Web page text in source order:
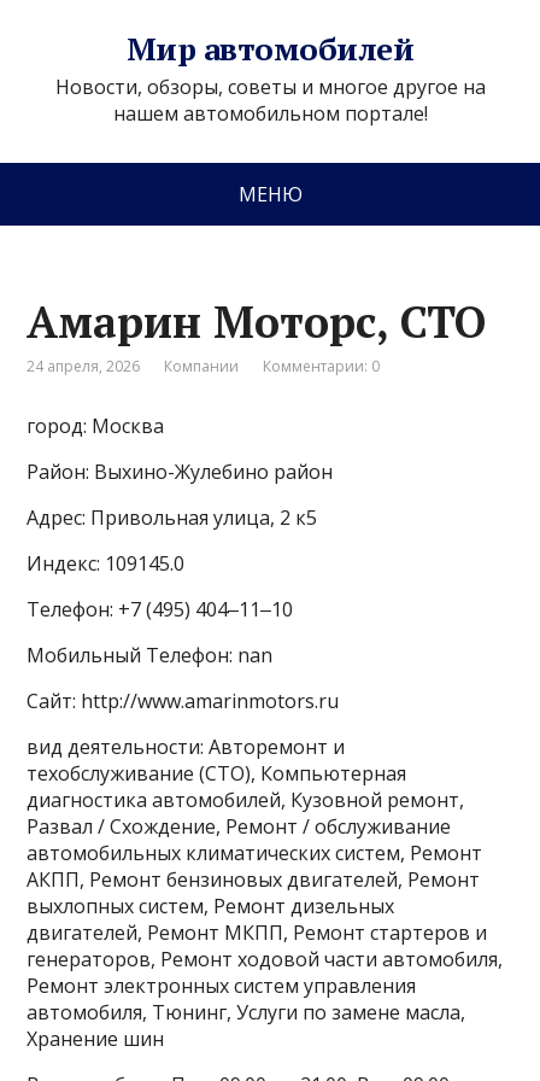
Мир автомобилей
Новости, обзоры, советы и многое другое на
нашем автомобильном портале!
МЕНЮ
Амарин Моторс, СТО
24 апреля, 2026 Компании Комментарии: 0
город: Москва
Район: Выхино-Жулебино район
Адрес: Привольная улица, 2 к5
Индекс: 109145.0
Телефон: +7 (495) 404‒11‒10
Мобильный Телефон: nan
Сайт: http://www.amarinmotors.ru
вид деятельности: Авторемонт и
техобслуживание (СТО), Компьютерная
диагностика автомобилей, Кузовной ремонт,
Развал / Схождение, Ремонт / обслуживание
автомобильных климатических систем, Ремонт
АКПП, Ремонт бензиновых двигателей, Ремонт
выхлопных систем, Ремонт дизельных
двигателей, Ремонт МКПП, Ремонт стартеров и
генераторов, Ремонт ходовой части автомобиля,
Ремонт электронных систем управления
автомобиля, Тюнинг, Услуги по замене масла,
Хранение шин